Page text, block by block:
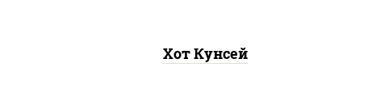
Хот Кунсей